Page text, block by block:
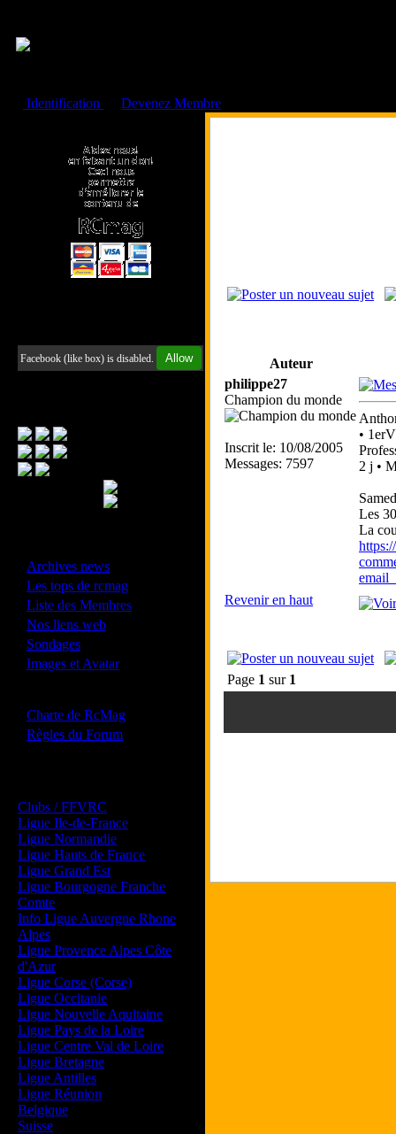
Identification
Devenez Membre
Facebook (like box) is disabled. Allow
Archives news
Les tops de rcmag
Liste des Membres
Nos liens web
Sondages
Images et Avatar
Charte de RcMag
Règles du Forum
Clubs / FFVRC
Ligue Ile-de-France
Ligue Normandie
Ligue Hauts de France
Ligue Grand Est
Ligue Bourgogne Franche
Comte
Info Ligue Auvergne Rhone
Alpes
Ligue Provence Alpes Côte
d'Azur
Ligue Corse (Corse)
Ligue Occitanie
Ligue Nouvelle Aquitaine
Ligue Pays de la Loire
Ligue Centre Val de Loire
Ligue Bretagne
Ligue Antilles
Ligue Réunion
Belgique
Suisse
Auteur
philippe27
Champion du monde
Inscrit le: 10/08/2005
Messages: 7597
•
2 j •
Les
La
Revenir en haut
Page 1 sur 1